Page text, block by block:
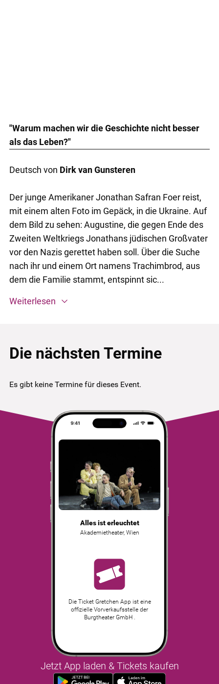
"Warum machen wir die Geschichte nicht besser
als das Leben?"
Deutsch von Dirk van Gunsteren
Der junge Amerikaner Jonathan Safran Foer reist,
mit einem alten Foto im Gepäck, in die Ukraine. Auf
dem Bild zu sehen: Augustine, die gegen Ende des
Zweiten Weltkriegs Jonathans jüdischen Großvater
vor den Nazis gerettet haben soll. Über die Suche
nach ihr und einem Ort namens Trachimbrod, aus
dem die Familie stammt, entspinnt sic...
Weiterlesen
Die nächsten Termine
Es gibt keine Termine für dieses Event.
Alles ist erleuchtet
Akademietheater, Wien
Die Ticket Gretchen App ist eine
offizielle Vorverkaufsstelle der
Burgtheater GmbH .
Jetzt App laden & Tickets kaufen